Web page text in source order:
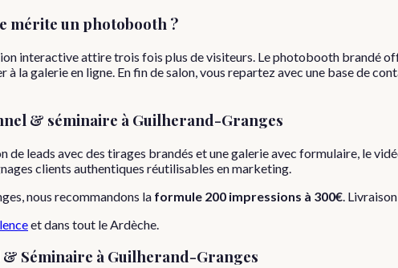
mérite un photobooth ?
interactive attire trois fois plus de visiteurs. Le photobooth brandé
la galerie en ligne. En fin de salon, vous repartez avec une base de
& séminaire à Guilherand-Granges
de leads avec des tirages brandés et une galerie avec formulaire, le
clients authentiques réutilisables en marketing.
, nous recommandons la formule 200 impressions à 300€ .
et dans tout le Ardèche
Séminaire à Guilherand-Granges